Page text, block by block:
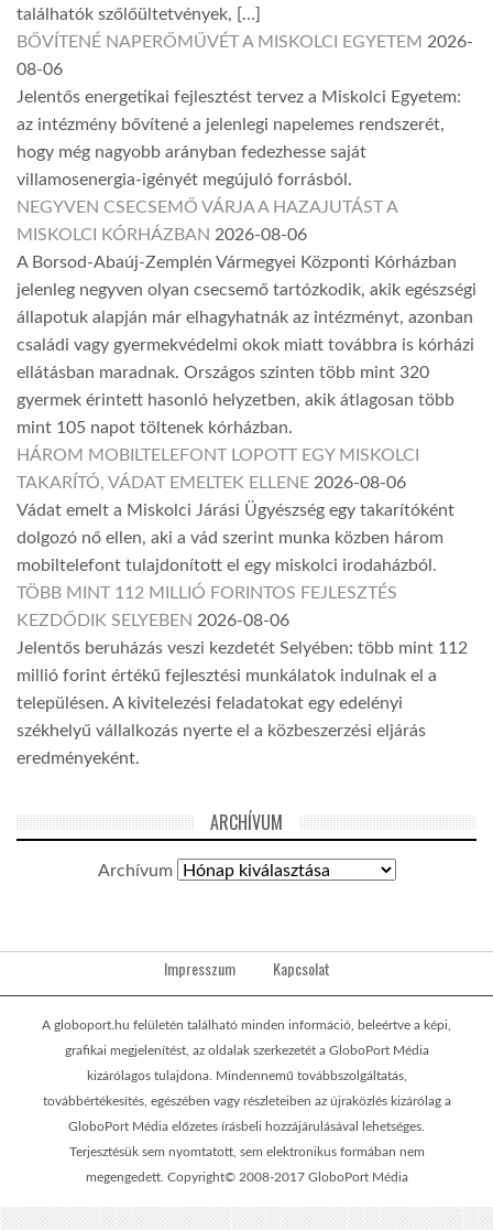
találhatók szőlőültetvények, […]
BŐVÍTENÉ NAPERŐMŰVÉT A MISKOLCI EGYETEM 2026-
08-06
Jelentős energetikai fejlesztést tervez a Miskolci Egyetem:
az intézmény bővítené a jelenlegi napelemes rendszerét,
hogy még nagyobb arányban fedezhesse saját
villamosenergia-igényét megújuló forrásból.
NEGYVEN CSECSEMŐ VÁRJA A HAZAJUTÁST A
MISKOLCI KÓRHÁZBAN 2026-08-06
A Borsod-Abaúj-Zemplén Vármegyei Központi Kórházban
jelenleg negyven olyan csecsemő tartózkodik, akik egészségi
állapotuk alapján már elhagyhatnák az intézményt, azonban
családi vagy gyermekvédelmi okok miatt továbbra is kórházi
ellátásban maradnak. Országos szinten több mint 320
gyermek érintett hasonló helyzetben, akik átlagosan több
mint 105 napot töltenek kórházban.
HÁROM MOBILTELEFONT LOPOTT EGY MISKOLCI
TAKARÍTÓ, VÁDAT EMELTEK ELLENE 2026-08-06
Vádat emelt a Miskolci Járási Ügyészség egy takarítóként
dolgozó nő ellen, aki a vád szerint munka közben három
mobiltelefont tulajdonított el egy miskolci irodaházból.
TÖBB MINT 112 MILLIÓ FORINTOS FEJLESZTÉS
KEZDŐDIK SELYEBEN 2026-08-06
Jelentős beruházás veszi kezdetét Selyében: több mint 112
millió forint értékű fejlesztési munkálatok indulnak el a
településen. A kivitelezési feladatokat egy edelényi
székhelyű vállalkozás nyerte el a közbeszerzési eljárás
eredményeként.
ARCHÍVUM
Archívum
Impresszum Kapcsolat
A globoport.hu felületén található minden információ, beleértve a képi,
grafikai megjelenítést, az oldalak szerkezetét a GloboPort Média
kizárólagos tulajdona. Mindennemű továbbszolgáltatás,
továbbértékesítés, egészében vagy részleteiben az újraközlés kizárólag a
GloboPort Média előzetes írásbeli hozzájárulásával lehetséges.
Terjesztésük sem nyomtatott, sem elektronikus formában nem
megengedett. Copyright© 2008-2017 GloboPort Média